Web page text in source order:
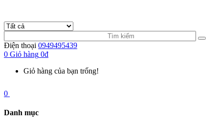
Điện thoại 0949495439
0 Giỏ hàng 0đ
Giỏ hàng của bạn trống!
0
Danh mục